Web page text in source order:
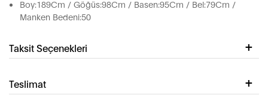
Boy:189Cm / Göğüs:98Cm / Basen:95Cm / Bel:79Cm /
Manken Bedeni:50
Taksit Seçenekleri
Teslimat